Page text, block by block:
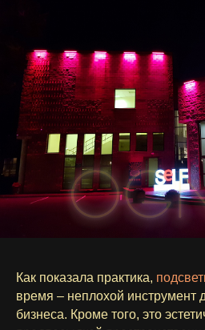
Как показала практика,
время – неплохой инструмент
бизнеса. Кроме того, это